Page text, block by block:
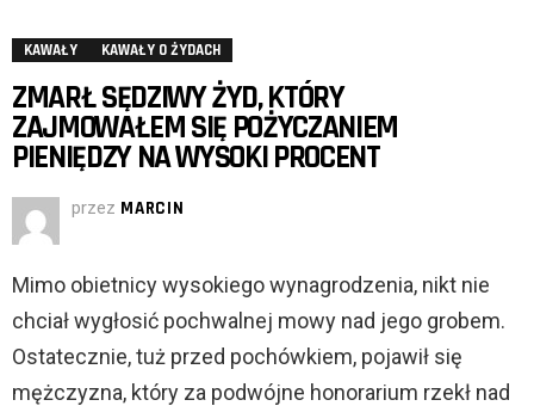
KAWAŁY KAWAŁY O ŻYDACH
ZMARŁ SĘDZIWY ŻYD, KTÓRY
ZAJMOWAŁEM SIĘ POŻYCZANIEM
PIENIĘDZY NA WYSOKI PROCENT
przez MARCIN
Mimo obietnicy wysokiego wynagrodzenia, nikt nie
chciał wygłosić pochwalnej mowy nad jego grobem.
Ostatecznie, tuż przed pochówkiem, pojawił się
mężczyzna, który za podwójne honorarium rzekł nad